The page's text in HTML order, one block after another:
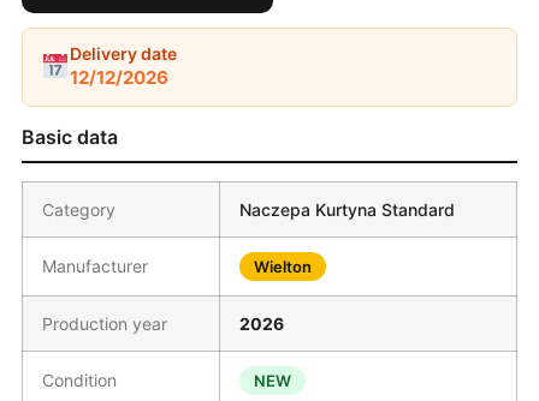
Delivery date
12/12/2026
Basic data
Category Naczepa Kurtyna Standard
Manufacturer Wielton
Production year 2026
Condition NEW